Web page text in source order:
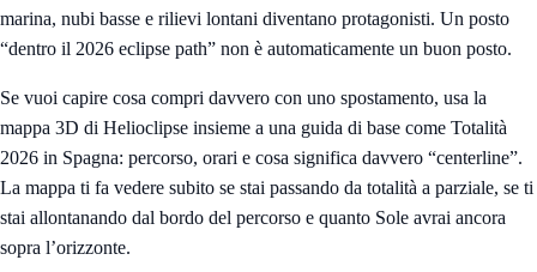
marina, nubi basse e rilievi lontani diventano protagonisti. Un posto
“dentro il 2026 eclipse path” non è automaticamente un buon posto.
Se vuoi capire cosa compri davvero con uno spostamento, usa la
mappa 3D di Helioclipse insieme a una guida di base come Totalità
2026 in Spagna: percorso, orari e cosa significa davvero “centerline”.
La mappa ti fa vedere subito se stai passando da totalità a parziale, se ti
stai allontanando dal bordo del percorso e quanto Sole avrai ancora
sopra l’orizzonte.